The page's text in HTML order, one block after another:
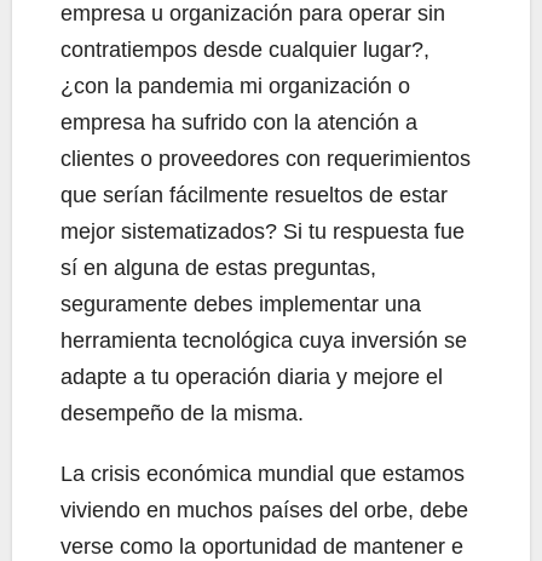
empresa u organización para operar sin
contratiempos desde cualquier lugar?,
¿con la pandemia mi organización o
empresa ha sufrido con la atención a
clientes o proveedores con requerimientos
que serían fácilmente resueltos de estar
mejor sistematizados? Si tu respuesta fue
sí en alguna de estas preguntas,
seguramente debes implementar una
herramienta tecnológica cuya inversión se
adapte a tu operación diaria y mejore el
desempeño de la misma.
La crisis económica mundial que estamos
viviendo en muchos países del orbe, debe
verse como la oportunidad de mantener e